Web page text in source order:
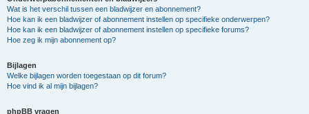
Wat is het verschil tussen een bladwijzer en abonnement?
Hoe kan ik een bladwijzer of abonnement instellen op specifieke onderwerpen?
Hoe kan ik een bladwijzer of abonnement instellen op specifieke forums?
Hoe zeg ik mijn abonnement op?
Bijlagen
Welke bijlagen worden toegestaan op dit forum?
Hoe vind ik al mijn bijlagen?
phpBB vragen